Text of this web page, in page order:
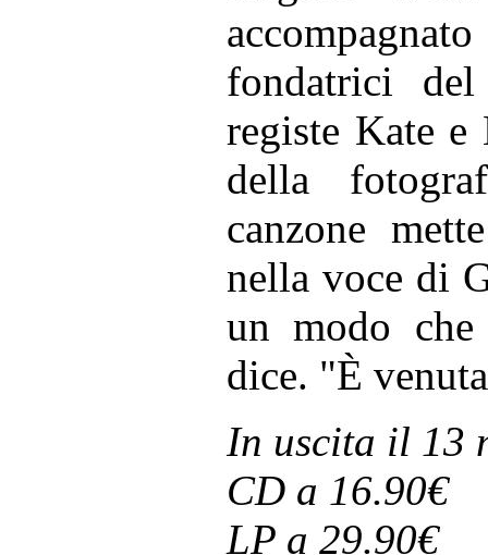
fondatrici
registe Kate
della
canzone
nella voce di
un modo
dice. "È
In uscita il 13
CD a 16.90€
LP a 29.90€